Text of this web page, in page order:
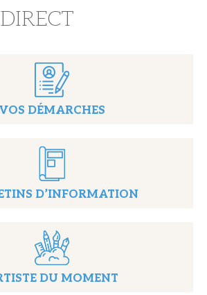
VOS DÉMARCHES
D’INFORMATION
DU MOMENT